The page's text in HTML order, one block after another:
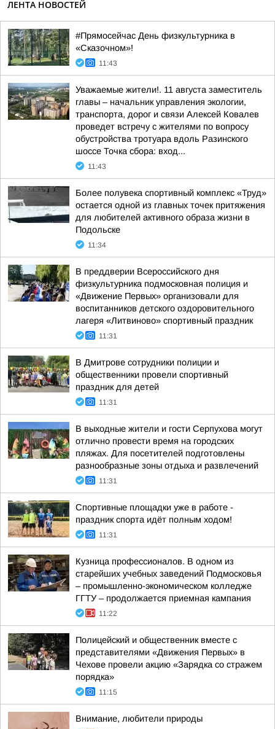
ЛЕНТА НОВОСТЕЙ
#Прямосейчас День физкультурника в
«Сказочном»!
11:43
Уважаемые жители!. 11 августа заместитель
главы – начальник управления экологии,
транспорта, дорог и связи Алексей Ковалев
проведет встречу с жителями по вопросу
обустройства тротуара вдоль Разинского
шоссе Точка сбора: вход...
11:43
Более полувека спортивный комплекс «Труд»
остается одной из главных точек притяжения
для любителей активного образа жизни в
Подольске
11:34
В преддверии Всероссийского дня
физкультурника подмосковная полиция и
«Движение Первых» организовали для
воспитанников детского оздоровительного
лагеря «Литвиново» спортивный праздник
11:31
В Дмитрове сотрудники полиции и
общественники провели спортивный
праздник для детей
11:31
В выходные жители и гости Серпухова могут
отлично провести время на городских
пляжах. Для посетителей подготовлены
разнообразные зоны отдыха и развлечений
11:31
Спортивные площадки уже в работе -
праздник спорта идёт полным ходом!
11:31
Кузница профессионалов. В одном из
старейших учебных заведений Подмосковья
– промышленно-экономическом колледже
ГГТУ – продолжается приемная кампания
11:22
Полицейский и общественник вместе с
представителями «Движения Первых» в
Чехове провели акцию «Зарядка со стражем
порядка»
11:15
Внимание, любители природы